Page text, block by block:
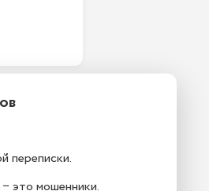
срок гарантии?
технику, представленную у нас на
Обмен и возврат возможен в течени
переписки.
это мошенники.